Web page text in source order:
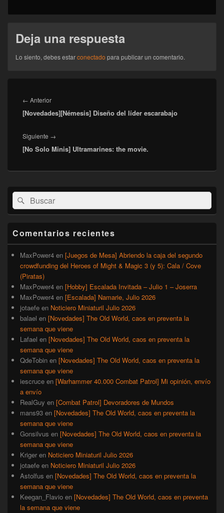
Deja una respuesta
Lo siento, debes estarconectado para publicar un comentario.
de
entradas
← AnteriorEntrada
anterior:
[Novedades][Némesis] Diseño del líder escarabajo
Siguiente →
siguiente:
[No Solo Minis] Ultramarines: the movie.
El
área
de
lateral
primaria
Buscar
por:
Buscar
Comentarios recientes
MaxPower4 en [Juegos de Mesa] Abriendo la caja del segundo
crowdfunding del Heroes of Might & Magic 3 (y 5): Cala / Cove
(Piratas)
MaxPower4 en [Hobby] Escalada Invitada – Julio 1 – Joserra
MaxPower4 en [Escalada] Namarie, Julio 2026
jotaefe en Noticiero Miniaturil Julio 2026
balael en [Novedades] The Old World, caos en preventa la
semana que viene
Lafael en [Novedades] The Old World, caos en preventa la
semana que viene
QdeTobin en [Novedades] The Old World, caos en preventa la
semana que viene
iescruce en [Warhammer 40.000 Combat Patrol] Mi opinión, envío
a envío
RealGuy en [Combat Patrol] Devoradores de Mundos
mans93 en [Novedades] The Old World, caos en preventa la
semana que viene
Gonsilvus en [Novedades] The Old World, caos en preventa la
semana que viene
Kriger en Noticiero Miniaturil Julio 2026
jotaefe en Noticiero Miniaturil Julio 2026
Astolfus en [Novedades] The Old World, caos en preventa la
semana que viene
Keegan_Flavio en [Novedades] The Old World, caos en preventa
la semana que viene